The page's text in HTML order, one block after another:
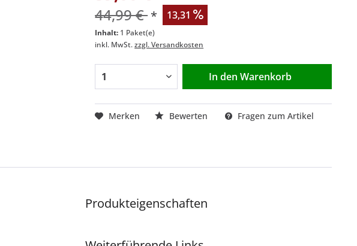
44,99 € * 13,31
Inhalt: 1 Paket(e)
inkl. MwSt.zzgl. Versandkosten
In den Warenkorb
Merken Bewerten Fragen zum Artikel
Produkteigenschaften